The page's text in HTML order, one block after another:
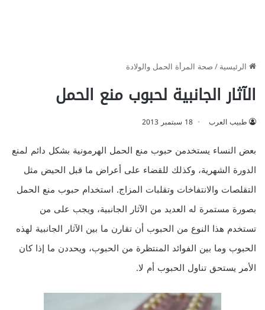
الرئيسية/صحة المرأة الحمل والولادة
الآثار الجانبية لحبوب منع الحمل
طبيب العرب 18 سبتمبر 2013
بعض النساء يستخدمن حبوب منع الحمل الهرمونية بشكل دائم لمنع
الدورة الشهرية، وكذلك للقضاء على أعراض ما قبل الحيض مثل
التقلصات والانتفاخات وتقلبات المزاج. استخدام حبوب منع الحمل
بصورة مستمرة له العديد من الآثار الجانبية، ويجب على من
تستخدم هذا النوع من الحبوب أن تقارن ما بين الآثار الجانبية لهذه
الحبوب وما بين الفوائد المنتظرة من الحبوب، ويحددن ما إذا كان
الأمر يستحق تناول الحبوب أم لا.